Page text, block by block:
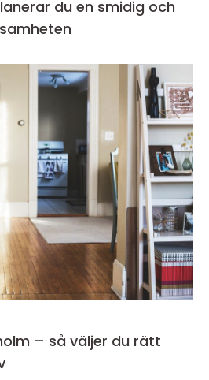
– så väljer du rätt